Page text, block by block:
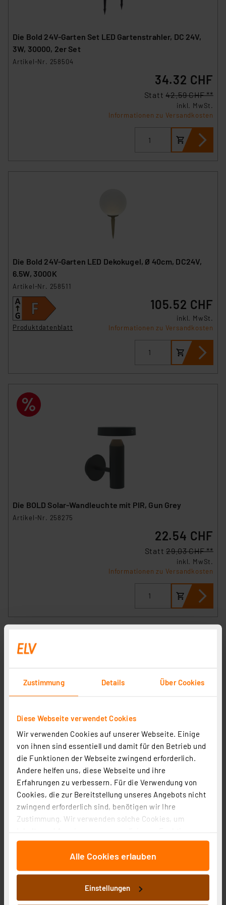
Zustimmung Details Über Cookies
Diese Webseite verwendet Cookies
Wir verwenden Cookies auf unserer Webseite. Einige
von ihnen sind essentiell und damit für den Betrieb und
die Funktionen der Webseite zwingend erforderlich.
Andere helfen uns, diese Webseite und ihre
Erfahrungen zu verbessern. Für die Verwendung von
Cookies, die zur Bereitstellung unseres Angebots nicht
zwingend erforderlich sind, benötigen wir Ihre
Zustimmung. Wir verwenden solche Cookies, um
für soziale Medien anbieten zu können und die Zugriffe
auf unsere Website zu analysieren. Außerdem geben
an unsere Partner für soziale Medien, Werbung und
Analysen weiter. Unsere Partner führen diese
Alle Cookies erlauben
Einstellungen
Die Bold 24V-Garten Set LED Gartenstrahler, DC 24V,
3W, 30000, 2er Set
Artikel-Nr. 258504
34.32 CHF
Statt42.59 CHF **
inkl. MwSt.
Informationen zu Versandkosten
Die Bold 24V-Garten LED Dekokugel, Ø 40cm, DC24V,
6.5W, 3000K
Artikel-Nr. 258511
Produktdatenblatt
105.52 CHF
inkl. MwSt.
Informationen zu Versandkosten
Die BOLD Solar-Wandleuchte mit PIR, Gun Grey
Artikel-Nr. 258275
22.54 CHF
Statt29.03 CHF **
inkl. MwSt.
Informationen zu Versandkosten
Die Bold 24V-Garten Funk-Bewegungs-Sensor, IP44,
LUX, Zeitsteuerung, Batteriebetrieben
38.71 CHF
Die Bold Aluminium LED Bodenleuchte, DC 24V,
Artikel-Nr. 258503
24.19 CHF